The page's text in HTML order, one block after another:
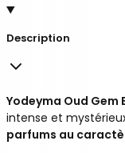
Description
Yodeyma Oud Gem
intense et
parfums au